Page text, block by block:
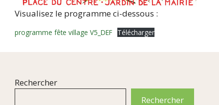
Visualisez le programme ci-dessous :
programme fête village V5_DEF Télécharger
Rechercher
Rechercher